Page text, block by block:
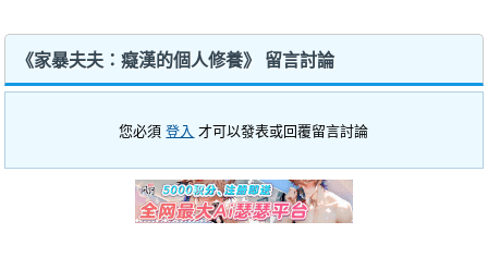
《家暴夫夫：癡漢的個人修養》 留言討論
您必須登入 才可以發表或回覆留言討論